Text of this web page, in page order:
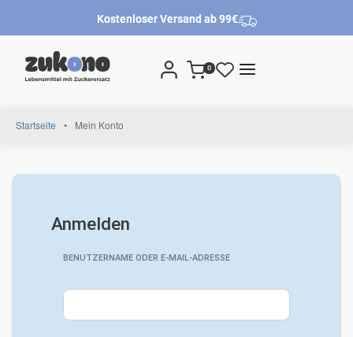
Kostenloser Versand ab 99€
0
Startseite • Mein Konto
Anmelden
BENUTZERNAME ODER E-MAIL-ADRESSE